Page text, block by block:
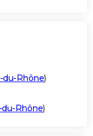
du-Rhône)
Rhône)